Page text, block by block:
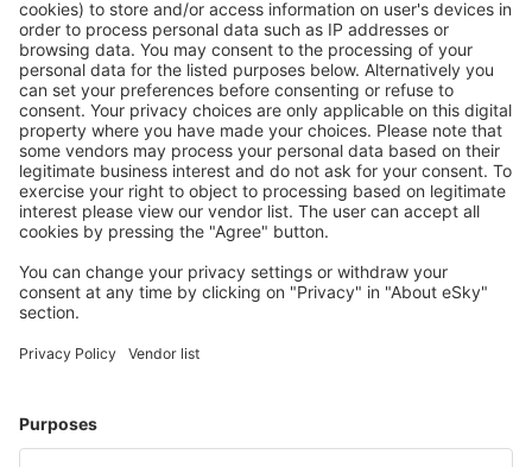
Buchen ohne Sorgen mit einer kostenlosen
Stornierungsoption.
Mehr sparen
Attraktive Preise und Spezialangebote für eingeloggte
Benutzer.
Unterkünfte, die Sie mögen
Wählen Sie aus über 1,3 Millionen Unterkünften: Hotels,
Meist gesuchte Hotels von eSky-Nutzern
Hotels in Myrtle Beach Hotels in Sevierville